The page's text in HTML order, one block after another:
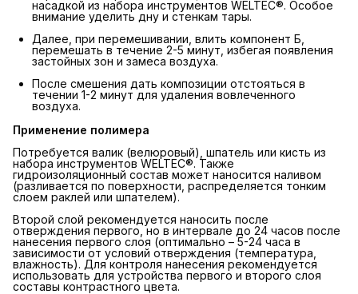
насадкой из набора инструментов WELTEC®. Особое
внимание уделить дну и стенкам тары.
Далее, при перемешивании, влить компонент Б,
перемешать в течение 2-5 минут, избегая появления
застойных зон и замеса воздуха.
После смешения дать композиции отстояться в
течении 1-2 минут для удаления вовлеченного
воздуха.
Применение полимера
Потребуется валик (велюровый), шпатель или кисть из
набора инструментов WELTEC®. Также
гидроизоляционный состав может наносится наливом
(разливается по поверхности, распределяется тонким
слоем раклей или шпателем).
Второй слой рекомендуется наносить после
отверждения первого, но в интервале до 24 часов после
нанесения первого слоя (оптимально – 5-24 часа в
зависимости от условий отверждения (температура,
влажность). Для контроля нанесения рекомендуется
использовать для устройства первого и второго слоя
составы контрастного цвета.